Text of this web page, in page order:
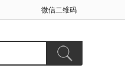
微信二维码